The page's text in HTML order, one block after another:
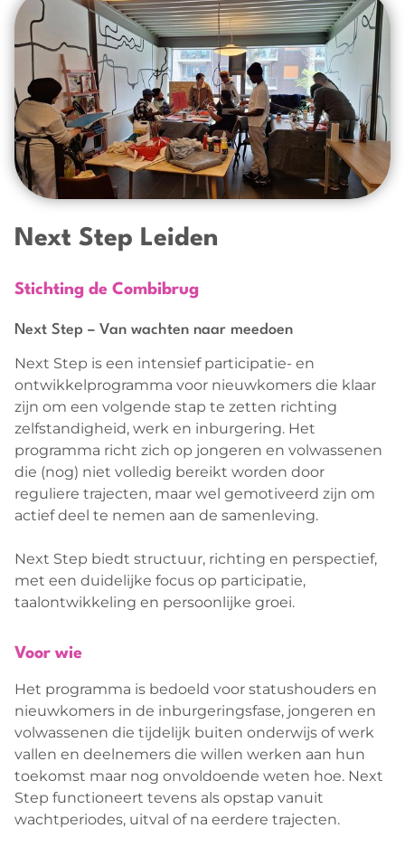
Nieuwkomers projecten
Verenigingen
Agenda
Nieuws
Next Step Leiden
Stichting de Combibrug
Next Step – Van wachten naar meedoen
Next Step is een intensief participatie- en
ontwikkelprogramma voor nieuwkomers die klaar
zijn om een volgende stap te zetten richting
zelfstandigheid, werk en inburgering. Het
programma richt zich op jongeren en volwassenen
die (nog) niet volledig bereikt worden door
reguliere trajecten, maar wel gemotiveerd zijn om
actief deel te nemen aan de samenleving.
Next Step biedt structuur, richting en perspectief,
met een duidelijke focus op participatie,
taalontwikkeling en persoonlijke groei.
Voor wie
Het programma is bedoeld voor statushouders en
nieuwkomers in de inburgeringsfase, jongeren en
volwassenen die tijdelijk buiten onderwijs of werk
vallen en deelnemers die willen werken aan hun
toekomst maar nog onvoldoende weten hoe. Next
Step functioneert tevens als opstap vanuit
wachtperiodes, uitval of na eerdere trajecten.